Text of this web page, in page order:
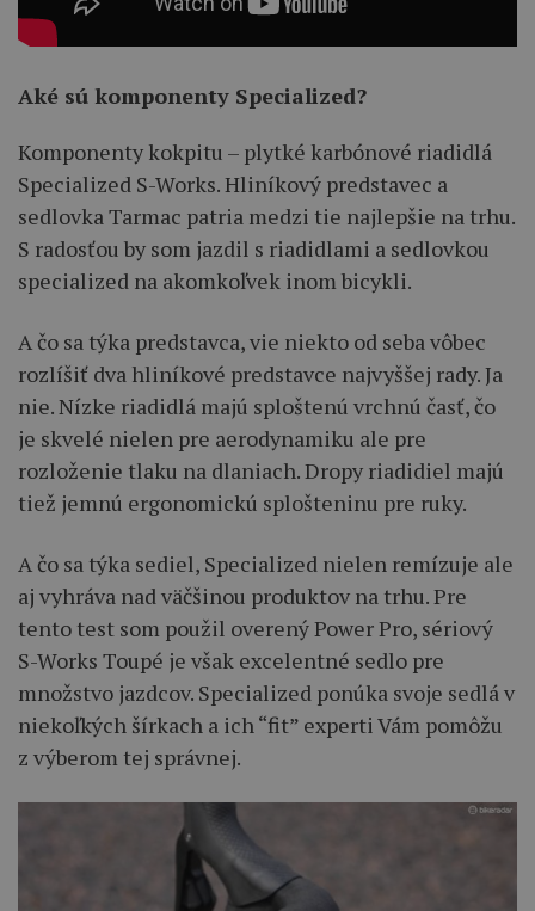
Aké sú komponenty Specialized?
Komponenty kokpitu – plytké karbónové riadidlá
Specialized S-Works. Hliníkový predstavec a
sedlovka Tarmac patria medzi tie najlepšie na trhu.
S radosťou by som jazdil s riadidlami a sedlovkou
specialized na akomkoľvek inom bicykli.
A čo sa týka predstavca, vie niekto od seba vôbec
rozlíšiť dva hliníkové predstavce najvyššej rady. Ja
nie. Nízke riadidlá majú sploštenú vrchnú časť, čo
je skvelé nielen pre aerodynamiku ale pre
rozloženie tlaku na dlaniach. Dropy riadidiel majú
tiež jemnú ergonomickú splošteninu pre ruky.
A čo sa týka sediel, Specialized nielen remízuje ale
aj vyhráva nad väčšinou produktov na trhu. Pre
tento test som použil overený Power Pro, sériový
S-Works Toupé je však excelentné sedlo pre
množstvo jazdcov. Specialized ponúka svoje sedlá v
niekoľkých šírkach a ich “fit” experti Vám pomôžu
z výberom tej správnej.